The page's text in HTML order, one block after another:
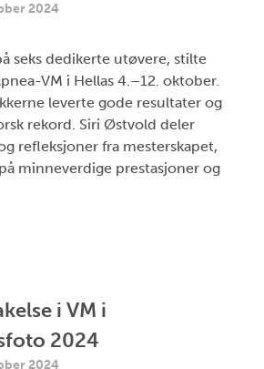
2024
seks dedikerte utøvere, stilte
VM i Hellas 4.–12. oktober.
leverte gode resultater og
rekord. Siri Østvold deler
refleksjoner fra mesterskapet,
minneverdige prestasjoner og
i VM i
2024
2024